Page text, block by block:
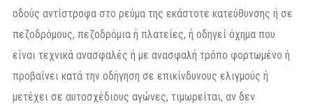
οδούς αντίστροφα στο ρεύμα της εκάστοτε κατεύθυνσης ή σε
πεζοδρόμους, πεζοδρόμια ή πλατείες, ή οδηγεί όχημα που
είναι τεχνικά ανασφαλές ή με ανασφαλή τρόπο φορτωμένο ή
προβαίνει κατά την οδήγηση σε επικίνδυνους ελιγμούς ή
μετέχει σε αυτοσχέδιους αγώνες, τιμωρείται, αν δεν